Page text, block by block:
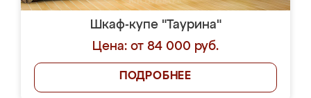
Шкаф-купе "Таурина"
Цена: от 84 000 руб.
ПОДРОБНЕЕ